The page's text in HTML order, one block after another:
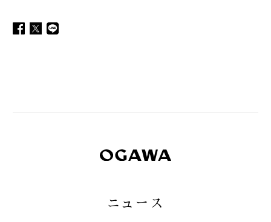
ニュース